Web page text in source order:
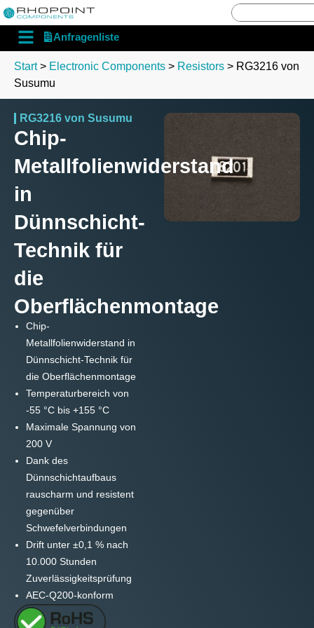
English Deutsch
Anfragenliste
Start> Electronic Components > Resistors > RG3216 von
Susumu
Chip-
Metallfolienwiderstand
in
Dünnschicht-
Technik für
die
Oberflächenmontage
RG3216 von Susumu
Chip-
Metallfolienwiderstand in
Dünnschicht-Technik für
die Oberflächenmontage
Temperaturbereich von
-55 °C bis +155 °C
Maximale Spannung von
200 V
Dank des
Dünnschichtaufbaus
rauscharm und resistent
gegenüber
Schwefelverbindungen
Drift unter ±0,1 % nach
10.000 Stunden
Zuverlässigkeitsprüfung
AEC-Q200-konform